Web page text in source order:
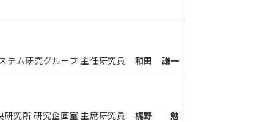
テム研究グループ 主任研究員 和田 謙一
研究所 研究企画室 主席研究員 梶野 勉